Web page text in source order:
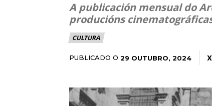
A publicación mensual do
producións
CULTURA
PUBLICADO O 29 OUTUBRO, 2024